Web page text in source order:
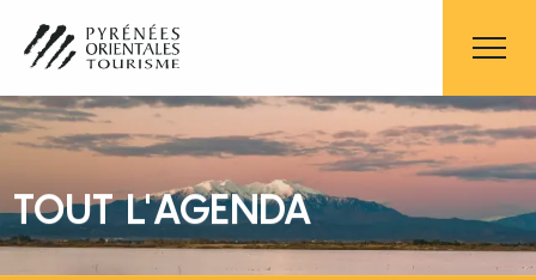
contenu
principal
TOUT L'AGENDA